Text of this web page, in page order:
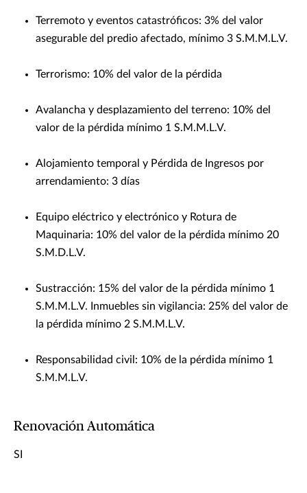
Terremoto y eventos catastróficos: 3% del valor
asegurable del predio afectado, mínimo 3 S.M.M.L.V.
Terrorismo: 10% del valor de la pérdida
Avalancha y desplazamiento del terreno: 10% del
valor de la pérdida mínimo 1 S.M.M.L.V.
Alojamiento temporal y Pérdida de Ingresos por
arrendamiento: 3 días
Equipo eléctrico y electrónico y Rotura de
Maquinaria: 10% del valor de la pérdida mínimo 20
S.M.D.L.V.
Sustracción: 15% del valor de la pérdida mínimo 1
S.M.M.L.V. Inmuebles sin vigilancia: 25% del valor de
la pérdida mínimo 2 S.M.M.L.V.
Responsabilidad civil: 10% de la pérdida mínimo 1
S.M.M.L.V.
Renovación Automática
SI